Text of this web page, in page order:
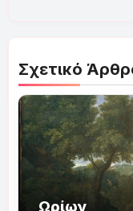
Σχετικό
Ωρίων